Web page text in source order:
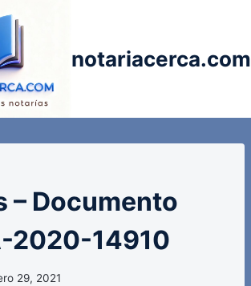
notariacerca.com
– Documento
2020-14910
29, 2021